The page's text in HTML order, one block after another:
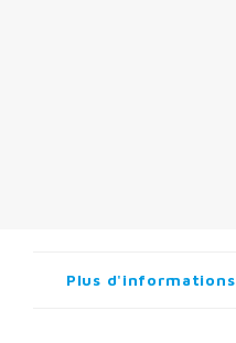
Plus d'informations